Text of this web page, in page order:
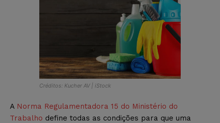
Créditos: Kucher AV | iStock
A Norma Regulamentadora 15 do Ministério do
Trabalho define todas as condições para que uma